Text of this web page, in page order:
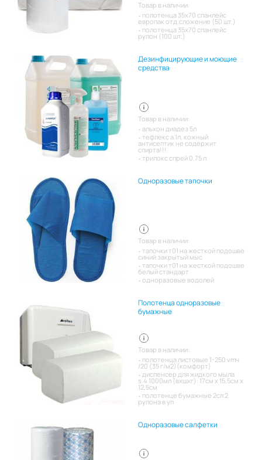
Товар в наличии:
полотенца 35х70 спанлейс
европак отд.сложение (50 шт.)
полотенца 35х70 спанлейс
рулон (100 шт.)
Дезинфицирующие и моющие
средства
Товар в наличии:
альхон диадез 5л
тефлекс а 1л, кожный
антисептик не содержит
спирта!!!
трилокс спрей 0.75 л
Одноразовые тапочки
Товар в наличии:
тапочки т01 на жесткой подошве
синий закрытый мыс
тапочки т01 на жесткой подошве
белый стандарт
одноразовые водолей
Полотенца одноразовые
бумажные
Товар в наличии:
полотенца листовые 1-250 vmч
/20 (35 г/м2)(комфорт)
диспенсер для жидкого мыла
s.4 1000мл (вхшхг): 17см x 15,5см x
12,5см
полотенце бумажные 2сл 2
рулона в уп
Одноразовые салфетки